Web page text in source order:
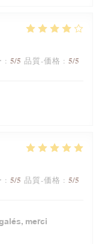
: 5/5 品質-価格 : 5/5
: 5/5 品質-価格 : 5/5
merci